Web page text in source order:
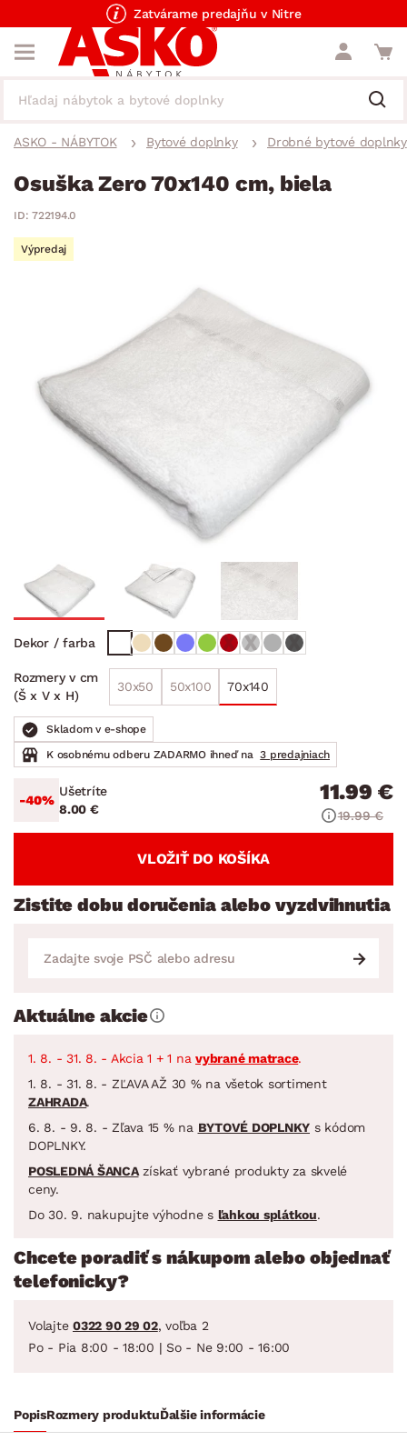
Zatvárame predajňu v Nitre
ASKO - NÁBYTOK Bytové doplnky Drobné bytové doplnky
Osuška Zero 70x140 cm, biela
ID: 722194.0
Výpredaj
Dekor / farba
Rozmery v cm
(Š x V x H)
30x50 50x100 70x140
Skladom v e-shope
K osobnému odberu ZADARMO ihneď na 3 predajniach
-40%
Ušetríte
8.00 €
11.99 €
19.99 €
VLOŽIŤ DO KOŠÍKA
Zistite dobu doručenia alebo vyzdvihnutia
Aktuálne akcie
1. 8. - 31. 8. - Akcia 1 + 1 na vybrané matrace.
1. 8. - 31. 8. - ZĽAVA AŽ 30 % na všetok sortiment
ZAHRADA.
6. 8. - 9. 8. - Zľava 15 % na BYTOVÉ DOPLNKY s kódom
DOPLNKY.
POSLEDNÁ ŠANCAzískať vybrané produkty za skvelé
ceny.
Do 30. 9. nakupujte výhodne s ľahkou splátkou.
Chcete poradiť s nákupom alebo objednať
telefonicky?
Volajte 0322 90 29 02, voľba 2
Po - Pia 8:00 - 18:00 | So - Ne 9:00 - 16:00
PopisRozmery produktuĎalšie informácie